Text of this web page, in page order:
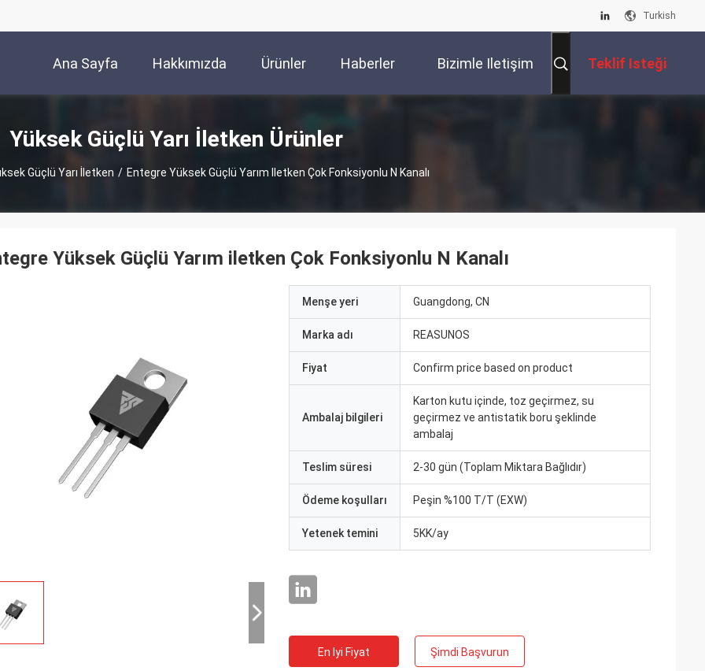
Turkish
Ana Sayfa Hakkımızda Ürünler Haberler Bizimle Iletişim Teklif Isteği
Yüksek Güçlü Yarı İletken Ürünler
Güçlü Yarı İletken / Entegre Yüksek Güçlü Yarım Iletken Çok Fonksiyonlu N Kanalı
Yüksek Güçlü Yarım iletken Çok Fonksiyonlu N Kanalı
Menşe yeri Guangdong, CN
Marka adı REASUNOS
Fiyat Confirm price based on product
Ambalaj bilgileri
Karton kutu içinde, toz geçirmez, su
geçirmez ve antistatik boru şeklinde
ambalaj
Teslim süresi 2-30 gün (Toplam Miktara Bağlıdır)
Ödeme koşulları Peşin %100 T/T (EXW)
Yetenek temini 5KK/ay
En Iyi Fiyat Şimdi Başvurun